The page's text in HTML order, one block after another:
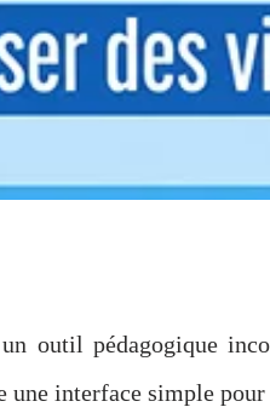
outil pédagogique
une interface simple pour